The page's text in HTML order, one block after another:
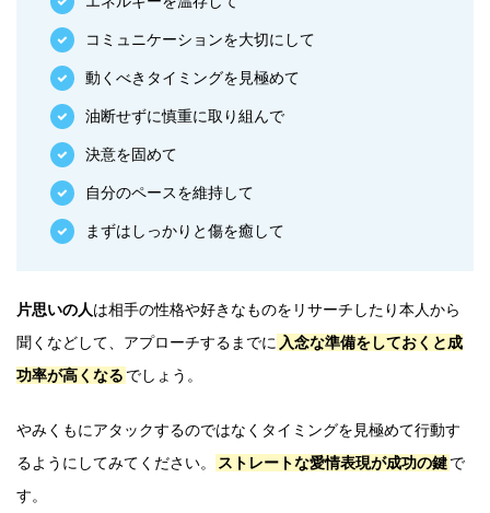
コミュニケーションを大切にして
動くべきタイミングを見極めて
油断せずに慎重に取り組んで
決意を固めて
自分のペースを維持して
まずはしっかりと傷を癒して
片思いの人は相手の性格や好きなものをリサーチしたり本人から
聞くなどして、アプローチするまでに 入念な準備をしておくと成
功率が高くなる でしょう。
やみくもにアタックするのではなくタイミングを見極めて行動す
るようにしてみてください。
ストレートな愛情表現が成功の鍵で
す。